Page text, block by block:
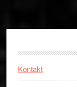
Kontakt